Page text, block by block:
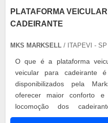
PLATAFORMA
CADEIRANTE
MKS MARKSELL / ITAPEVI - SP
O que é a plataforma
veicular para cadeirante
disponibilizados pela
oferecer maior conforto
locomoção dos
Construída em metal